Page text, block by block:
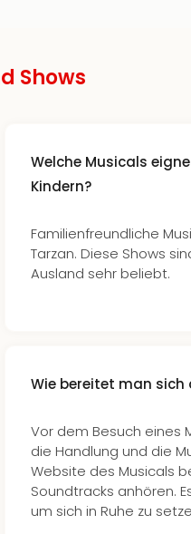
Shows
Welche Musicals
Kindern?
Familienfreundliche
Tarzan. Diese Shows
Ausland sehr beliebt.
Wie bereitet man sich
Vor dem Besuch eines
die Handlung und die
Website des Musicals
Soundtracks anhören.
um sich in Ruhe zu